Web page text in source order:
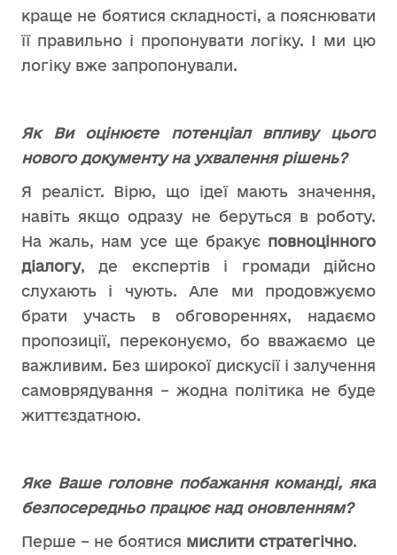
краще не боятися складності, а пояснювати
її правильно і пропонувати логіку. І ми цю
логіку вже запропонували.
Як Ви оцінюєте потенціал впливу цього
нового документу на ухвалення рішень?
Я реаліст. Вірю, що ідеї мають значення,
навіть якщо одразу не беруться в роботу.
На жаль, нам усе ще бракує повноцінного
діалогу, де експертів і громади дійсно
слухають і чують. Але ми продовжуємо
брати участь в обговореннях, надаємо
пропозиції, переконуємо, бо вважаємо це
важливим. Без широкої дискусії і залучення
самоврядування – жодна політика не буде
життєздатною.
Яке Ваше головне побажання команді, яка
безпосередньо працює над оновленням?
Перше – не боятися мислити стратегічно.